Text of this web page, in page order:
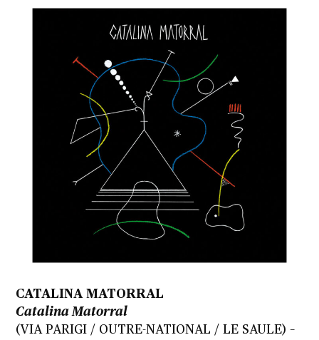
CATALINA MATORRAL
Catalina Matorral
(VIA PARIGI / OUTRE-NATIONAL / LE SAULE) –